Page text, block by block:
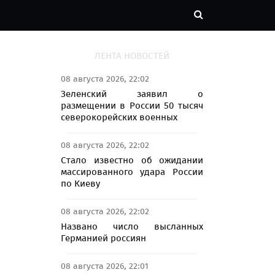
ЛЕНТА НОВОСТЕЙ
08 августа 2026, 22:02
Зеленский заявил о
размещении в России 50 тысяч
северокорейских военных
08 августа 2026, 22:02
Стало известно об ожидании
массированного удара России
по Киеву
08 августа 2026, 22:02
Названо число высланных
Германией россиян
08 августа 2026, 22:01